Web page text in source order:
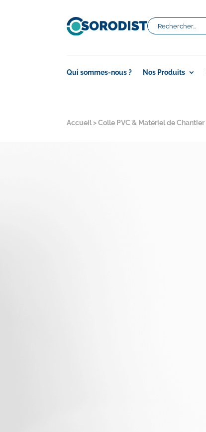
Qui sommes-nous ? Nos Produits
Accueil >Colle PVC & Matériel de Chantier